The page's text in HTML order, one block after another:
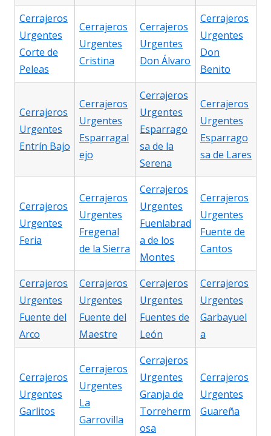
Cerrajeros
Urgentes
Corte de
Peleas
Cerrajeros
Urgentes
Cristina
Cerrajeros
Urgentes
Don Álvaro
Cerrajeros
Urgentes
Don
Benito
Cerrajeros
Urgentes
Entrín Bajo
Cerrajeros
Urgentes
Esparragal
ejo
Cerrajeros
Urgentes
Esparrago
sa de la
Serena
Cerrajeros
Urgentes
Esparrago
sa de Lares
Cerrajeros
Urgentes
Feria
Cerrajeros
Urgentes
Fregenal
de la Sierra
Cerrajeros
Urgentes
Fuenlabrad
a de los
Montes
Cerrajeros
Urgentes
Fuente de
Cantos
Cerrajeros
Urgentes
Fuente del
Arco
Cerrajeros
Urgentes
Fuente del
Maestre
Cerrajeros
Urgentes
Fuentes de
León
Cerrajeros
Urgentes
Garbayuel
a
Cerrajeros
Urgentes
Garlitos
Cerrajeros
Urgentes
La
Garrovilla
Cerrajeros
Urgentes
Granja de
Torreherm
osa
Cerrajeros
Urgentes
Guareña